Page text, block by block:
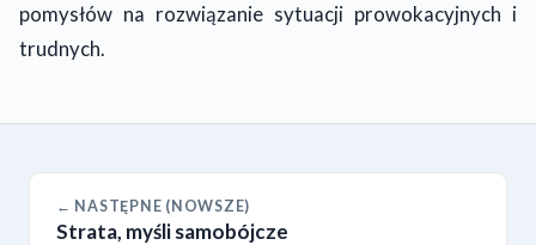
pomysłów na rozwiązanie sytuacji prowokacyjnych i
trudnych.
← NASTĘPNE (NOWSZE)
Strata, myśli samobójcze